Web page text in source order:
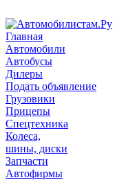
Главная
Автомобили
Автобусы
Дилеры
Подать объявление
Грузовики
Прицепы
Спецтехника
Колеса,
шины, диски
Запчасти
Автофирмы